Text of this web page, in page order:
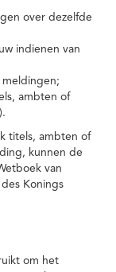
over dezelfde
indienen van
meldingen;
ambten of
titels, ambten of
kunnen de
van
Konings
om het